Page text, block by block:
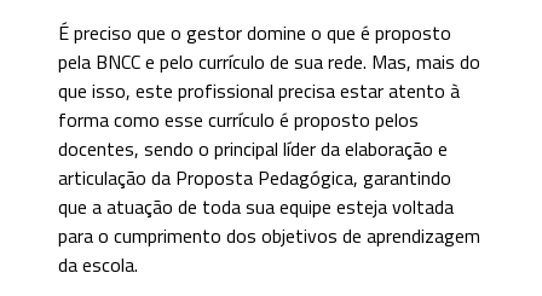
É preciso que o gestor domine o que é proposto
pela BNCC e pelo currículo de sua rede. Mas, mais do
que isso, este profissional precisa estar atento à
forma como esse currículo é proposto pelos
docentes, sendo o principal líder da elaboração e
articulação da Proposta Pedagógica, garantindo
que a atuação de toda sua equipe esteja voltada
para o cumprimento dos objetivos de aprendizagem
da escola.